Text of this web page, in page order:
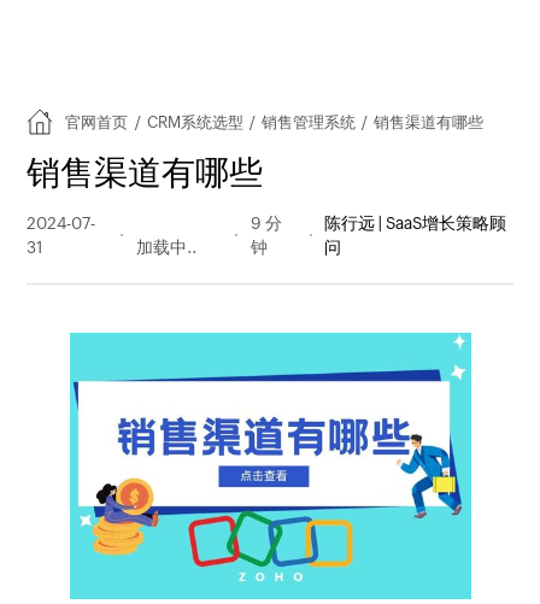
官网首页 / CRM系统选型 / 销售管理系统 / 销售渠道有哪些
销售渠道有哪些
2024-07-
31
量
9 分
钟
陈行远 | SaaS增长策略顾
问